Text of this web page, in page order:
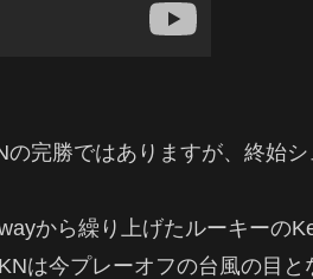
完勝ではありますが、終始
から繰り上げたルーキーの
は今プレーオフの台風の目と